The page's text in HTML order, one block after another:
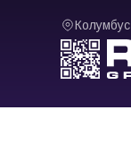
Колумбус